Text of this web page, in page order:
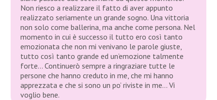
Non riesco a realizzare il fatto di aver appunto
realizzato seriamente un grande sogno. Una vittoria
non solo come ballerina, ma anche come persona. Nel
momento in cui è successo il tutto ero così tanto
emozionata che non mi venivano le parole giuste,
tutto così tanto grande ed un’emozione talmente
forte… Continuerò sempre a ringraziare tutte le
persone che hanno creduto in me, che mi hanno
apprezzata e che si sono un po’ riviste in me… Vi
voglio bene.